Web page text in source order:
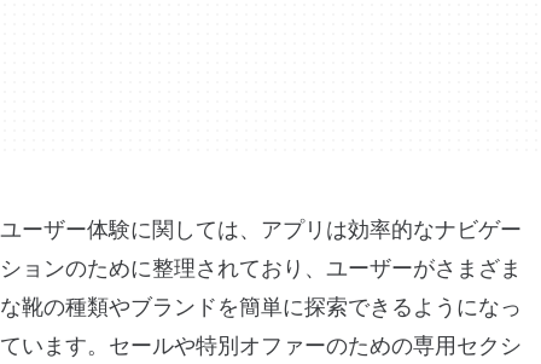
ユーザー体験に関しては、アプリは効率的なナビゲー
ションのために整理されており、ユーザーがさまざま
な靴の種類やブランドを簡単に探索できるようになっ
ています。セールや特別オファーのための専用セクシ